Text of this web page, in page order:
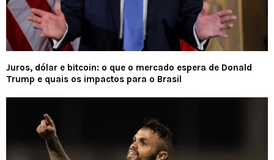
Juros, dólar e bitcoin: o que o mercado espera de Donald
Trump e quais os impactos para o Brasil